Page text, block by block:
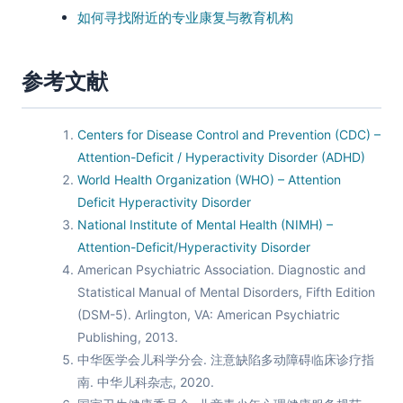
如何寻找附近的专业康复与教育机构
参考文献
Centers for Disease Control and Prevention (CDC) –
Attention-Deficit / Hyperactivity Disorder (ADHD)
World Health Organization (WHO) – Attention
Deficit Hyperactivity Disorder
National Institute of Mental Health (NIMH) –
Attention-Deficit/Hyperactivity Disorder
American Psychiatric Association. Diagnostic and
Statistical Manual of Mental Disorders, Fifth Edition
(DSM-5). Arlington, VA: American Psychiatric
Publishing, 2013.
中华医学会儿科学分会. 注意缺陷多动障碍临床诊疗指
南. 中华儿科杂志, 2020.